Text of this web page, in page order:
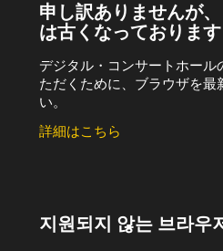
申し訳ありませんが
は古くなっております
デジタル・コンサートホール
ただくために、ブラウザを最
い。
詳細はこちら
지원되지 않는 브라우